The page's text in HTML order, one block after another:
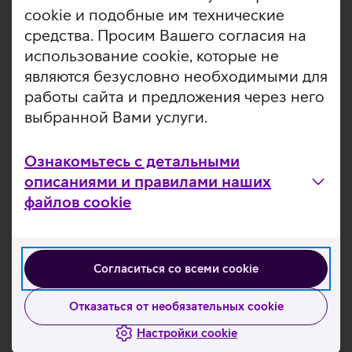
cookie и подобные им технические
средства. Просим Вашего согласия на
использование cookie, которые не
являются безусловно необходимыми для
работы сайта и предложения через него
выбранной Вами услуги.
Ознакомьтесь с детальными
описаниями и правилами наших
файлов cookie
Согласиться со всеми cookie
Отказаться от необязательных cookie
Настройки cookie
том, что отображено на экране. Точно так же Вы
можете сфотографировать что-нибудь и сразу
получить нужные сведения.
Обведите пальцем изображение, текст или видео, и
Google AI быстро найдет его в активном приложении.
Искусственный интеллект позволяет удалять с
изображений нежелательные элементы.
съемки фотографий и видео.
За мощность и скорость отвечает чипсет Google
Tensor G4.
предшественник.
Защита от воды и пыли по IP68.
7 лет обновлений для функций Pixel, приложений
операционной системы и ПО безопасности.
Полезные ссылки